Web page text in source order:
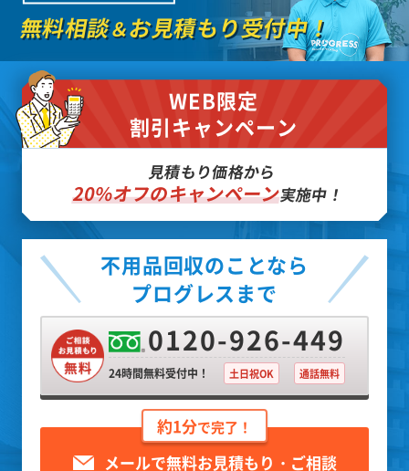
無料相談＆お見積もり受付中！
WEB限定
割引キャンペーン
見積もり価格から
20%オフのキャンペーン実施中！
不用品回収のことなら
プログレスまで
0120-926-449
24時間無料受付中！ 土日祝OK 通話無料
約1分で完了！
メールで無料お見積もり・ご相談